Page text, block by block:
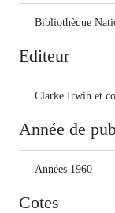
Bibliothèque
Editeur
Clarke Irwin et
Année de
Années 1960
Cotes